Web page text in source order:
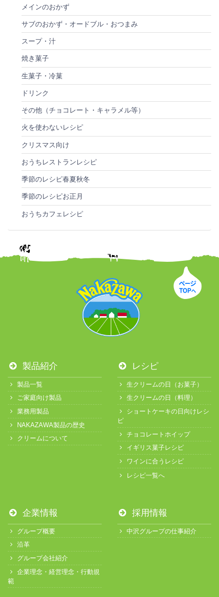
メインのおかず
サブのおかず・オードブル・おつまみ
スープ・汁
焼き菓子
生菓子・冷菓
ドリンク
その他（チョコレート・キャラメル等）
火を使わないレシピ
クリスマス向け
おうちレストランレシピ
季節のレシピ春夏秋冬
季節のレシピお正月
おうちカフェレシピ
製品紹介
製品一覧
ご家庭向け製品
業務用製品
NAKAZAWA製品の歴史
クリームについて
レシピ
生クリームの日（お菓子）
生クリームの日（料理）
ショートケーキの日向けレシ
ピ
チョコレートホイップ
イギリス菓子レシピ
ワインに合うレシピ
レシピ一覧へ
企業情報
グループ概要
沿革
グループ会社紹介
企業理念・経営理念・行動規
範
採用情報
中沢グループの仕事紹介